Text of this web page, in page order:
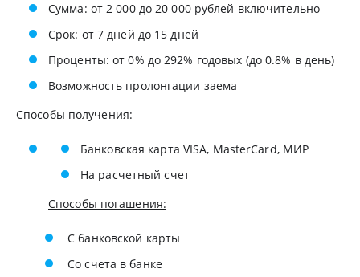
Сумма: от 2 000 до 20 000 рублей включительно
Срок: от 7 дней до 15 дней
Проценты: от 0% до 292% годовых (до 0.8% в день)
Возможность пролонгации заема
Способы получения:
Банковская карта VISA, MasterCard, МИР
На расчетный счет
Способы погашения:
С банковской карты
Со счета в банке